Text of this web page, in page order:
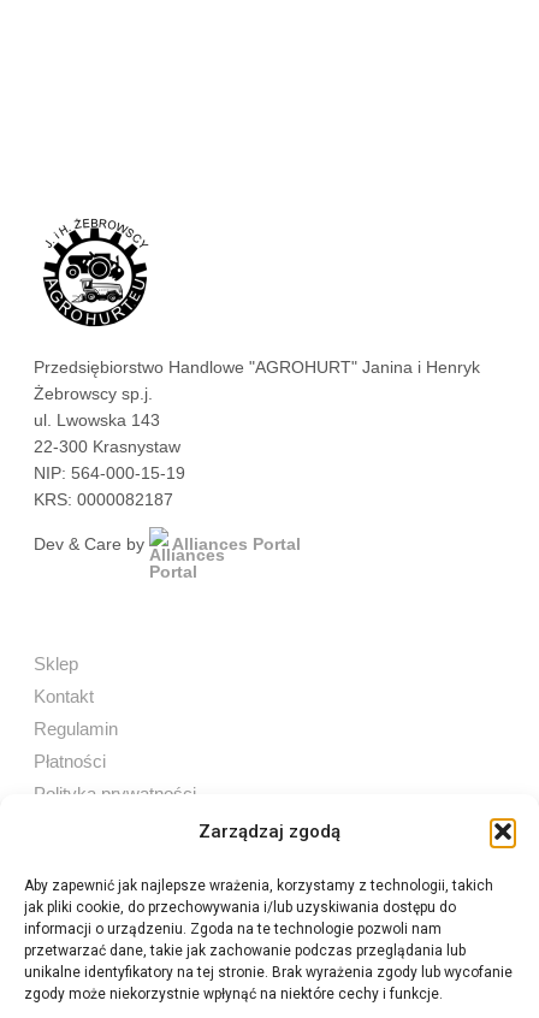
Zarządzaj zgodą
Aby zapewnić jak najlepsze wrażenia, korzystamy z technologii, takich
jak pliki cookie, do przechowywania i/lub uzyskiwania dostępu do
informacji o urządzeniu. Zgoda na te technologie pozwoli nam
przetwarzać dane, takie jak zachowanie podczas przeglądania lub
unikalne identyfikatory na tej stronie. Brak wyrażenia zgody lub wycofanie
zgody może niekorzystnie wpłynąć na niektóre cechy i funkcje.
Przedsiębiorstwo Handlowe "AGROHURT" Janina i Henryk
Żebrowscy sp.j.
ul. Lwowska 143
22-300 Krasnystaw
NIP: 564-000-15-19
KRS: 0000082187
Dev & Care by Alliances Portal
Sklep
Kontakt
Regulamin
Płatności
Polityka prywatności
Sprzedaż internetowa
Tel:605 603 753
Sprzedaż detaliczna